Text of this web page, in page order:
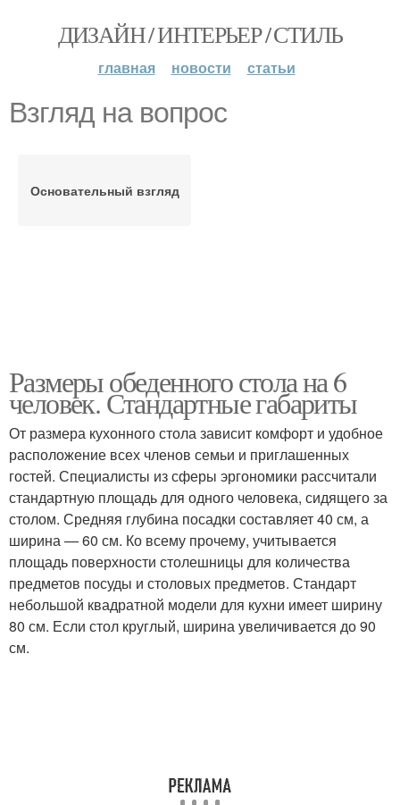
ДИЗАЙН / ИНТЕРЬЕР / СТИЛЬ
главная новости статьи
Взгляд на вопрос
Основательный взгляд
Размеры обеденного стола на 6
человек. Стандартные габариты
От размера кухонного стола зависит комфорт и удобное
расположение всех членов семьи и приглашенных
гостей. Специалисты из сферы эргономики рассчитали
стандартную площадь для одного человека, сидящего за
столом. Средняя глубина посадки составляет 40 см, а
ширина — 60 см. Ко всему прочему, учитывается
площадь поверхности столешницы для количества
предметов посуды и столовых предметов. Стандарт
небольшой квадратной модели для кухни имеет ширину
80 см. Если стол круглый, ширина увеличивается до 90
см.